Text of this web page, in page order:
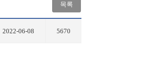
목록
2022-06-08 5670